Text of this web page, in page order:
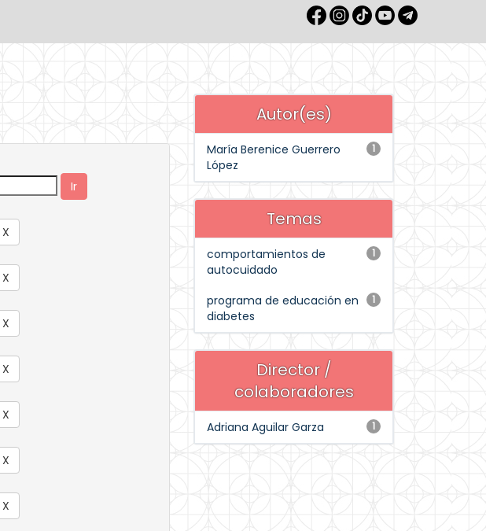
Autor(es)
1
María Berenice Guerrero
López
Temas
1
comportamientos de
autocuidado
1
programa de educación en
diabetes
Director /
colaboradores
1
Adriana Aguilar Garza